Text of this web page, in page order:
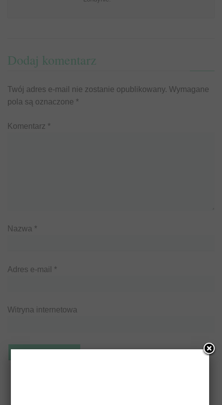
Dodaj komentarz
Twój adres e-mail nie zostanie opublikowany. Wymagane
pola są oznaczone *
Komentarz *
Nazwa *
Adres e-mail *
Witryna internetowa